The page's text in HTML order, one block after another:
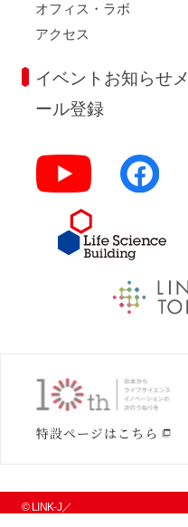
オフィス・ラボ
アクセス
イベントお知らせメ
ール登録
ロゴガイドライン
特定商取引法に基づく表
個人情報の取扱について
© LINK-J／